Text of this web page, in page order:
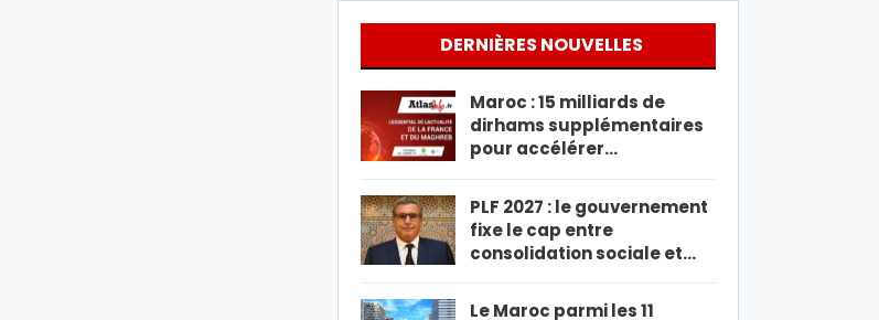
DERNIÈRES NOUVELLES
Maroc : 15 milliards de
dirhams supplémentaires
pour accélérer…
PLF 2027 : le gouvernement
fixe le cap entre
consolidation sociale et…
Le Maroc parmi les 11